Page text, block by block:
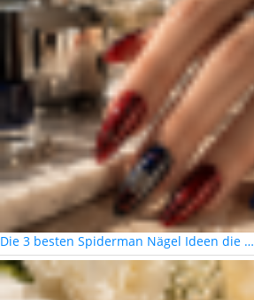
Die 3 besten Spiderman Nägel Ideen die …